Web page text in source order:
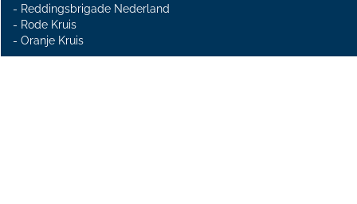
- Reddingsbrigade Nederland
- Rode Kruis
- Oranje Kruis